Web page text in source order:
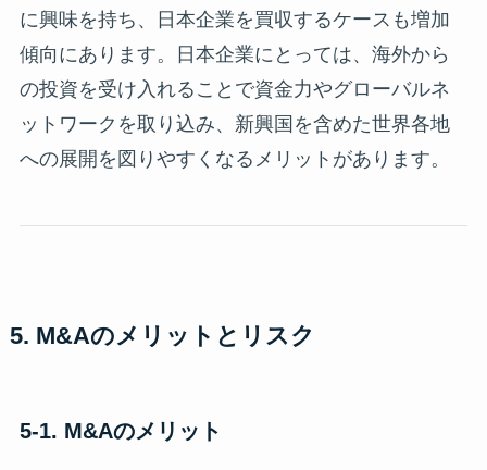
に興味を持ち、日本企業を買収するケースも増加
傾向にあります。日本企業にとっては、海外から
の投資を受け入れることで資金力やグローバルネ
ットワークを取り込み、新興国を含めた世界各地
への展開を図りやすくなるメリットがあります。
5. M&Aのメリットとリスク
5-1. M&Aのメリット